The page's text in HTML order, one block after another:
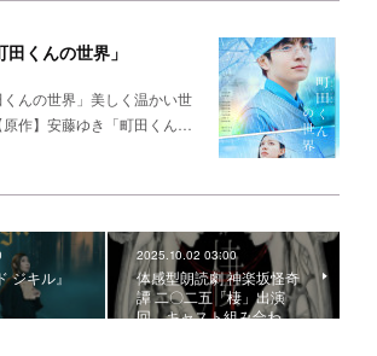
くんの世界」
んの世界」美しく温かい世
作】安藤ゆき「町田くん…
ジキル』
2025.10.02 03:00
体感型朗読劇 神楽坂怪奇
譚 二〇二五「棲」出演
回、キャスト組み合わ…